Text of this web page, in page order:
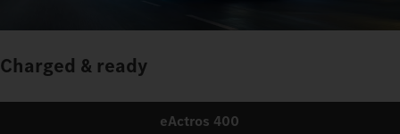
Charged & ready
eActros 400